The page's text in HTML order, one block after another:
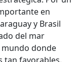
en
y Brasil
del mar
donde